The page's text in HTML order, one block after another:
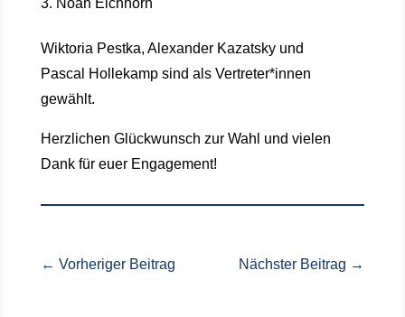
Noah Eichhorn
Wiktoria Pestka, Alexander Kazatsky und
Pascal
Hollekampsind als Vertreter*innen
gewählt.
Herzlichen Glückwunsch zur Wahl und vielen
Dank für euer Engagement!
← Vorheriger Beitrag Nächster Beitrag →